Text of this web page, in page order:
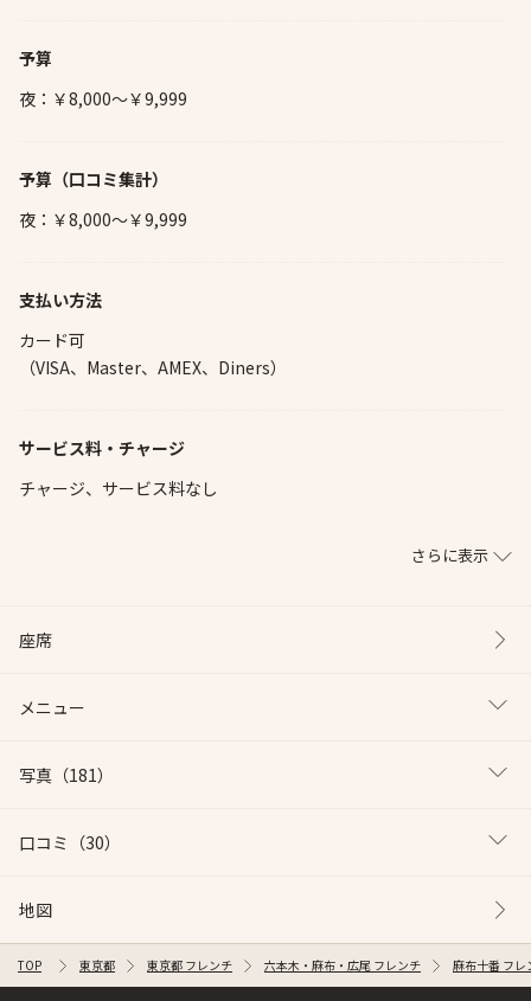
予算
夜：￥8,000～￥9,999
予算 （口コミ集計）
夜：￥8,000～￥9,999
支払い方法
カード可
（VISA、Master、AMEX、Diners）
サービス料・チャージ
チャージ、サービス料なし
さらに表示
座席
メニュー
写真 （181）
口コミ （30）
地図
TOP 東京都 東京都 フレンチ 六本木・麻布・広尾 フレンチ 麻布十番 フレ